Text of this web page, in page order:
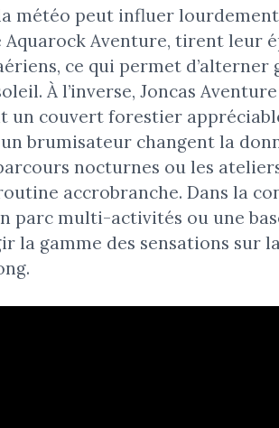
météo peut influer
Aquarock Aventure, tirent leur
ce qui permet
À l’inverse, Joncas
un couvert forestier appréciable
brumisateur changent la
nocturnes ou les
accrobranche. Dans la
parc multi-activités ou une
la gamme des sensations sur